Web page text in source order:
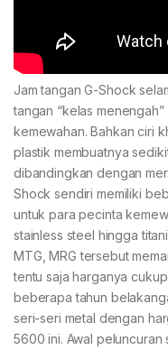
Jam tangan G-Shock
tangan “kelas
kemewahan. Bahkan ciri
plastik membuatnya
dibandingkan dengan
Shock sendiri memiliki
untuk para pecinta
stainless steel hingga
MTG, MRG tersebut
tentu saja harganya
beberapa tahun
seri-seri metal dengan
5600 ini. Awal